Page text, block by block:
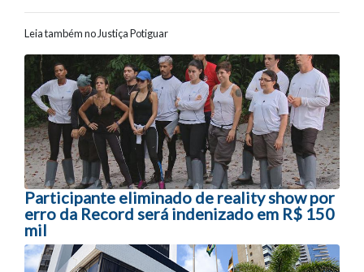
Leia também no Justiça Potiguar
Navegação entre posts
Participante eliminado de reality show por
erro da Record será indenizado em R$ 150
mil